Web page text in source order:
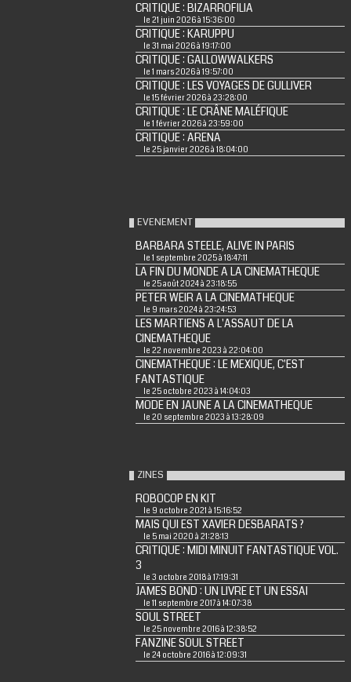
CRITIQUE : BIZARROFILIA
le 21 juin 2026 à 15:36:00
CRITIQUE : KARUPPU
le 31 mai 2026 à 19:17:00
CRITIQUE : GALLOWWALKERS
le 1 mars 2026 à 19:57:00
CRITIQUE : LES VOYAGES DE GULLIVER
le 15 février 2026 à 23:28:00
CRITIQUE : LE CRÂNE MALÉFIQUE
le 1 février 2026 à 23:59:00
CRITIQUE : ARENA
le 25 janvier 2026 à 18:04:00
EVENEMENT
BARBARA STEELE, ALIVE IN PARIS
le 1 septembre 2025 à 18:47:11
LA FIN DU MONDE A LA CINEMATHEQUE
le 25 août 2024 à 23:18:55
PETER WEIR A LA CINEMATHEQUE
le 9 mars 2024 à 23:24:53
LES MARTIENS A L'ASSAUT DE LA
CINEMATHEQUE
le 22 novembre 2023 à 22:04:00
CINEMATHEQUE : LE MEXIQUE, C'EST
FANTASTIQUE
le 25 octobre 2023 à 14:04:03
MODE EN JAUNE A LA CINEMATHEQUE
le 20 septembre 2023 à 13:28:09
ZINES
ROBOCOP EN KIT
le 9 octobre 2021 à 15:16:52
MAIS QUI EST XAVIER DESBARATS ?
le 5 mai 2020 à 21:28:13
CRITIQUE : MIDI MINUIT FANTASTIQUE VOL.
3
le 3 octobre 2018 à 17:19:31
JAMES BOND : UN LIVRE ET UN ESSAI
le 11 septembre 2017 à 14:07:38
SOUL STREET
le 25 novembre 2016 à 12:38:52
FANZINE SOUL STREET
le 24 octobre 2016 à 12:09:31